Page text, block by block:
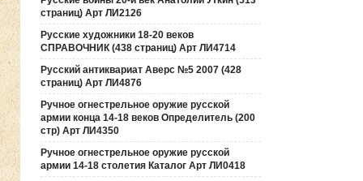
страниц) Арт ЛИ2126
Русские художники 18-20 веков
СПРАВОЧНИК (438 страниц) Арт ЛИ4714
Русский антиквариат Аверс №5 2007 (428
страниц) Арт ЛИ4876
Ручное огнестрельное оружие русской
армии конца 14-18 веков Определитель (200
стр) Арт ЛИ4350
Ручное огнестрельное оружие русской
армии 14-18 столетия Каталог Арт ЛИ0418